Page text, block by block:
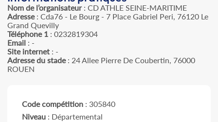
Nom de l’organisateur: CD ATHLE SEINE-MARITIME
Adresse: Cda76 - Le Bourg - 7 Place Gabriel Peri, 76120 Le
Grand Quevilly
Téléphone 1 : 0232819304
Email : -
Site internet : -
Adresse du stade: 24 Allee Pierre De Coubertin, 76000
ROUEN
Code compétition : 305840
Niveau : Départemental